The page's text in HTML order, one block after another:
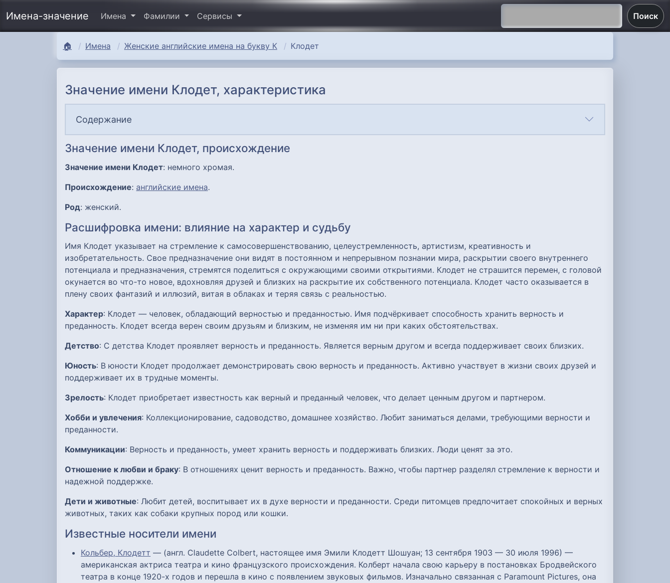
Имена-значение Имена Фамилии Сервисы Поиск
🏠 Имена Женские английские имена на букву К Клодет
Значение имени Клодет, характеристика
Содержание
Значение имени Клодет, происхождение
Значение имени Клодет: немного хромая.
Происхождение: английские имена.
Род: женский.
Расшифровка имени: влияние на характер и судьбу
Имя Клодет указывает на стремление к самосовершенствованию, целеустремленность, артистизм, креативность и
изобретательность. Свое предназначение они видят в постоянном и непрерывном познании мира, раскрытии своего внутреннего
потенциала и предназначения, стремятся поделиться с окружающими своими открытиями. Клодет не страшится перемен, с головой
окунается во что-то новое, вдохновляя друзей и близких на раскрытие их собственного потенциала. Клодет часто оказывается в
плену своих фантазий и иллюзий, витая в облаках и теряя связь с реальностью.
Характер: Клодет — человек, обладающий верностью и преданностью. Имя подчёркивает способность хранить верность и
преданность. Клодет всегда верен своим друзьям и близким, не изменяя им ни при каких обстоятельствах.
Детство: С детства Клодет проявляет верность и преданность. Является верным другом и всегда поддерживает своих близких.
Юность: В юности Клодет продолжает демонстрировать свою верность и преданность. Активно участвует в жизни своих друзей и
поддерживает их в трудные моменты.
Зрелость: Клодет приобретает известность как верный и преданный человек, что делает ценным другом и партнером.
Хобби и увлечения: Коллекционирование, садоводство, домашнее хозяйство. Любит заниматься делами, требующими верности и
преданности.
Коммуникации: Верность и преданность, умеет хранить верность и поддерживать близких. Люди ценят за это.
Отношение к любви и браку: В отношениях ценит верность и преданность. Важно, чтобы партнер разделял стремление к верности и
надежной поддержке.
Дети и животные: Любит детей, воспитывает их в духе верности и преданности. Среди питомцев предпочитает спокойных и верных
животных, таких как собаки крупных пород или кошки.
Известные носители имени
Кольбер, Клодетт — (англ. Claudette Colbert, настоящее имя Эмили Клодетт Шошуан; 13 сентября 1903 — 30 июля 1996) —
американская актриса театра и кино французского происхождения. Колберт начала свою карьеру в постановках Бродвейского
театра в конце 1920-х годов и перешла в кино с появлением звуковых фильмов. Изначально связанная с Paramount Pictures, она